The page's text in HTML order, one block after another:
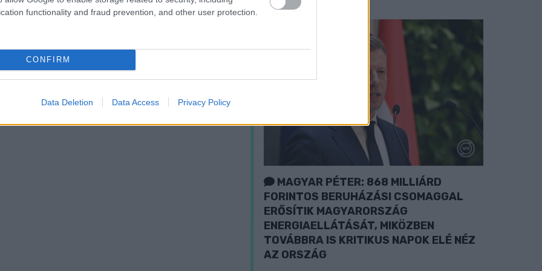
functionality and fraud prevention, and other user protection.
CONFIRM
Data Deletion Data Access Privacy Policy
MAGYAR PÉTER: 868 MILLIÁRD
FORINTOS BERUHÁZÁSI CSOMAGGAL
ERŐSÍTIK MAGYARORSZÁG
ENERGIAELLÁTÁSÁT, MIKÖZBEN
TOVÁBBRA IS KRITIKUS NAPOK ELÉ NÉZ
AZ ORSZÁG